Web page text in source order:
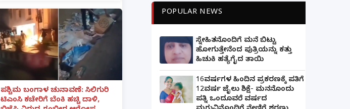
ಪಶ್ಚಿಮ ಬಂಗಾಳ ಚುನಾವಣೆ: ಸಿಲಿಗುರಿ
ಟಿಎಂಸಿ ಕಚೇರಿಗೆ ಬೆಂಕಿ ಹಚ್ಚಿ ದಾಳಿ,
POPULAR NEWS
ಸ್ನೇಹಿತನೊಂದಿಗೆ ಮನೆ ಬಿಟ್ಟು
ಹೋಗುತ್ತೇನೆಂದ ಪುತ್ರಿಯನ್ನು ಕತ್ತು
ಹಿಚುಕಿ ಹತ್ಯೆಗೈದ ತಾಯಿ
16ವರ್ಷಗಳ ಹಿಂದಿನ ಪ್ರಕರಣಕ್ಕೆ ಪತಿಗೆ
12ವರ್ಷ ಜೈಲು ಶಿಕ್ಷೆ- ಮನನೊಂದು
ಪತ್ನಿ ಒಂದೂವರೆ ವರ್ಷದ